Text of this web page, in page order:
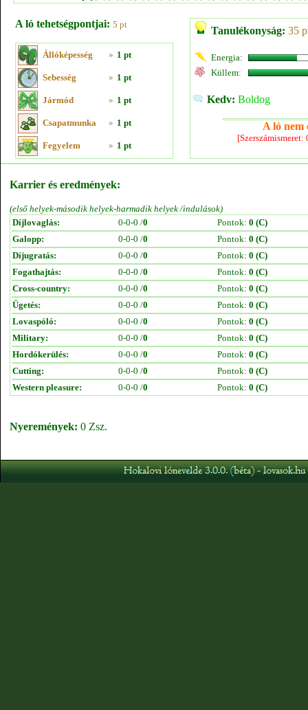
A ló tehetségpontjai: 5 pt
Állóképesség » 1 pt
Sebesség » 1 pt
Jármód » 1 pt
Csapatmunka » 1 pt
Fegyelem » 1 pt
Tanulékonyság: 35
Energia:
Küllem:
Kedv: Boldog
A ló nem
Karrier és eredmények:
(első helyek-második helyek-harmadik helyek /indulások)
Díjlovaglás:
0-0-0 /0 Pontok: 0 (C)
Galopp:
0-0-0 /0 Pontok: 0 (C)
Díjugratás:
0-0-0 /0 Pontok: 0 (C)
Fogathajtás:
0-0-0 /0 Pontok: 0 (C)
Cross-country:
0-0-0 /0 Pontok: 0 (C)
Ügetés:
0-0-0 /0 Pontok: 0 (C)
Lovaspóló:
0-0-0 /0 Pontok: 0 (C)
Military:
0-0-0 /0 Pontok: 0 (C)
Hordókerülés:
0-0-0 /0 Pontok: 0 (C)
Cutting:
0-0-0 /0 Pontok: 0 (C)
Western pleasure:
0-0-0 /0 Pontok: 0 (C)
Nyeremények: 0 Zsz.